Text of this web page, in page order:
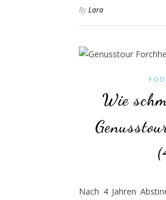
ByLara
Wie
Nach 4 Jahren